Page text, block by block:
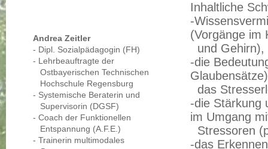
Andrea Zeitler
- Dipl. Sozialpädagogin (FH)
- Lehrbeauftragte der
Ostbayerischen Technischen
Hochschule Regensburg
- Systemische Beraterin und
Supervisorin (DGSF)
- Coach der Funktionellen
Entspannung (A.F.E.)
- Trainerin multimodales
Inhaltliche
-
(Vorgänge im
und Gehirn),
-die
das
-die Stärkung
im Umgang
Stressoren
-das